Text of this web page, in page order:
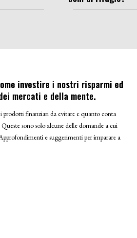
investire i nostri risparmi ed
mercati e della mente.
prodotti finanziari da evitare e quanto conta
sono solo alcune delle domande a cui
e suggerimenti per imparare a